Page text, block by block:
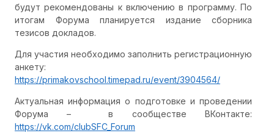
будут рекомендованы к включению в программу. По
итогам Форума планируется издание сборника
тезисов докладов.
Для участия необходимо заполнить регистрационную
анкету:
https://primakovschool.timepad.ru/event/3904564/
Актуальная информация о подготовке и проведении
Форума – в сообществе ВКонтакте:
https://vk.com/clubSFC_Forum